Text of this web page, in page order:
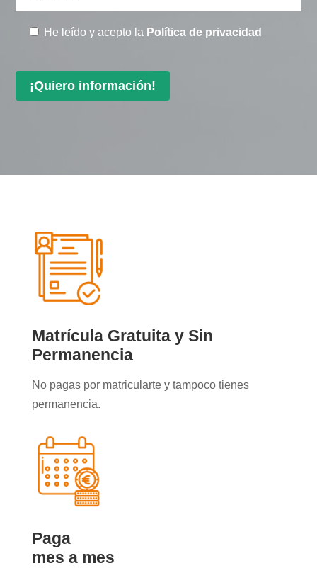
He leído y acepto la Política de privacidad
Matrícula Gratuita y Sin
Permanencia
No pagas por matricularte y tampoco tienes
permanencia.
Paga
mes a mes